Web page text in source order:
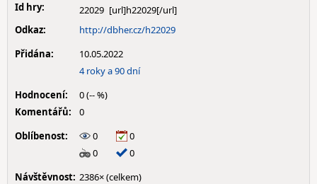
Id hry:
22029
Odkaz:
http://dbher.cz/h22029
Přidána:
10.05.2022
4 roky a 90 dní
Hodnocení:
0 (-- %)
Komentářů:
0
Oblíbenost:
0
0
0
0
Návštěvnost: 2386× (celkem)